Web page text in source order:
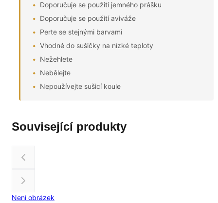
Doporučuje se použití jemného prášku
Doporučuje se použití aviváže
Perte se stejnými barvami
Vhodné do sušičky na nízké teploty
Nežehlete
Nebělejte
Nepoužívejte sušicí koule
Související produkty
Není obrázek